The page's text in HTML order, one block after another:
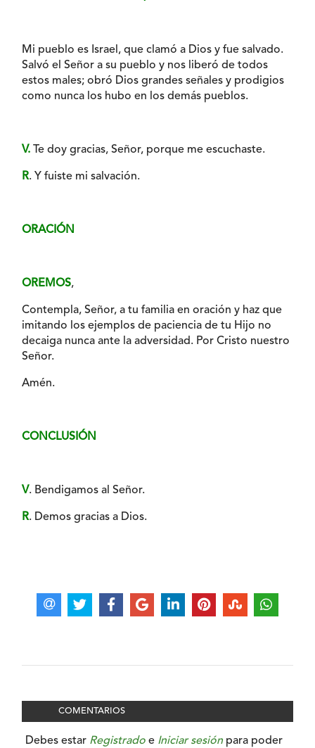
Mi pueblo es Israel, que clamó a Dios y fue salvado.
Salvó el Señor a su pueblo y nos liberó de todos
estos males; obró Dios grandes señales y prodigios
como nunca los hubo en los demás pueblos.
V. Te doy gracias, Señor, porque me escuchaste.
R. Y fuiste mi salvación.
ORACIÓN
OREMOS,
Contempla, Señor, a tu familia en oración y haz que
imitando los ejemplos de paciencia de tu Hijo no
decaiga nunca ante la adversidad. Por Cristo nuestro
Señor.
Amén.
CONCLUSIÓN
V. Bendigamos al Señor.
R. Demos gracias a Dios.
COMENTARIOS
Debes estar Registrado e Iniciar sesión para poder